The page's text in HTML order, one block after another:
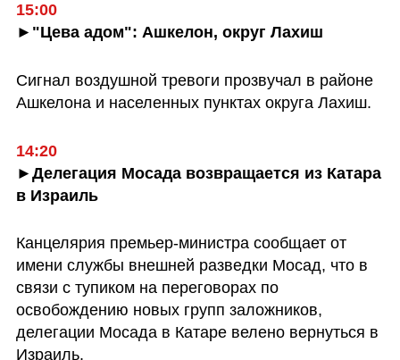
15:00
►"Цева адом": Ашкелон, округ Лахиш
Сигнал воздушной тревоги прозвучал в районе
Ашкелона и населенных пунктах округа Лахиш.
14:20
►Делегация Мосада возвращается из Катара
в Израиль
Канцелярия премьер-министра сообщает от
имени службы внешней разведки Мосад, что в
связи с тупиком на переговорах по
освобождению новых групп заложников,
делегации Мосада в Катаре велено вернуться в
Израиль.